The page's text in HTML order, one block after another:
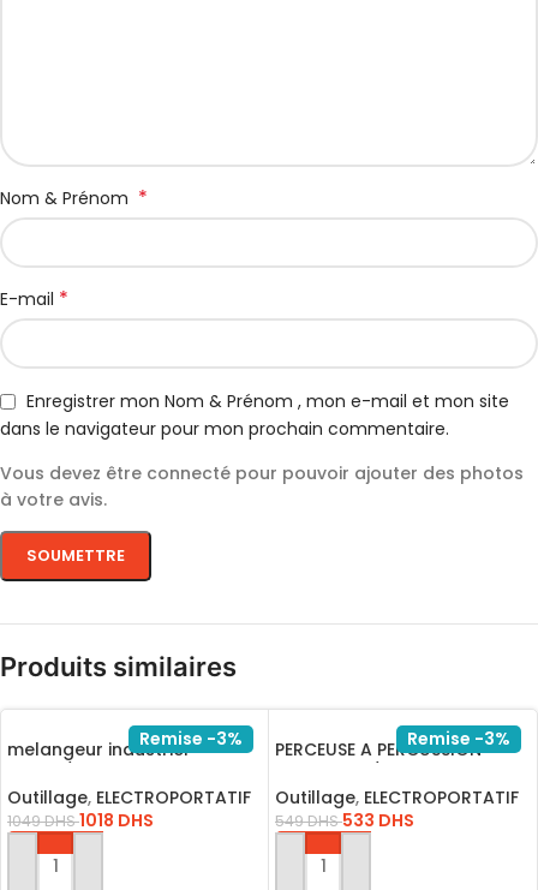
Nom & Prénom *
E-mail *
Enregistrer mon Nom & Prénom , mon e-mail et mon site
dans le navigateur pour mon prochain commentaire.
Vous devez être connecté pour pouvoir ajouter des photos
à votre avis.
Produits similaires
Remise -3%
melangeur industriel
Outillage, ELECTROPORTATIF
1049DHS1018 DHS
AJOUTER AU PANIER
Remise -3%
PERCEUSE A PERCUSSION
Outillage, ELECTROPORTATIF
549DHS 533 DHS
AJOUTER AU PANIER